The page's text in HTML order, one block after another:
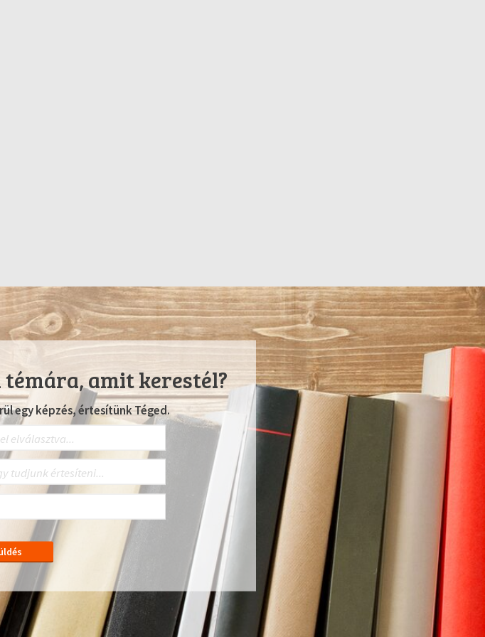
amit kerestél?
egy képzés, értesítünk Téged.